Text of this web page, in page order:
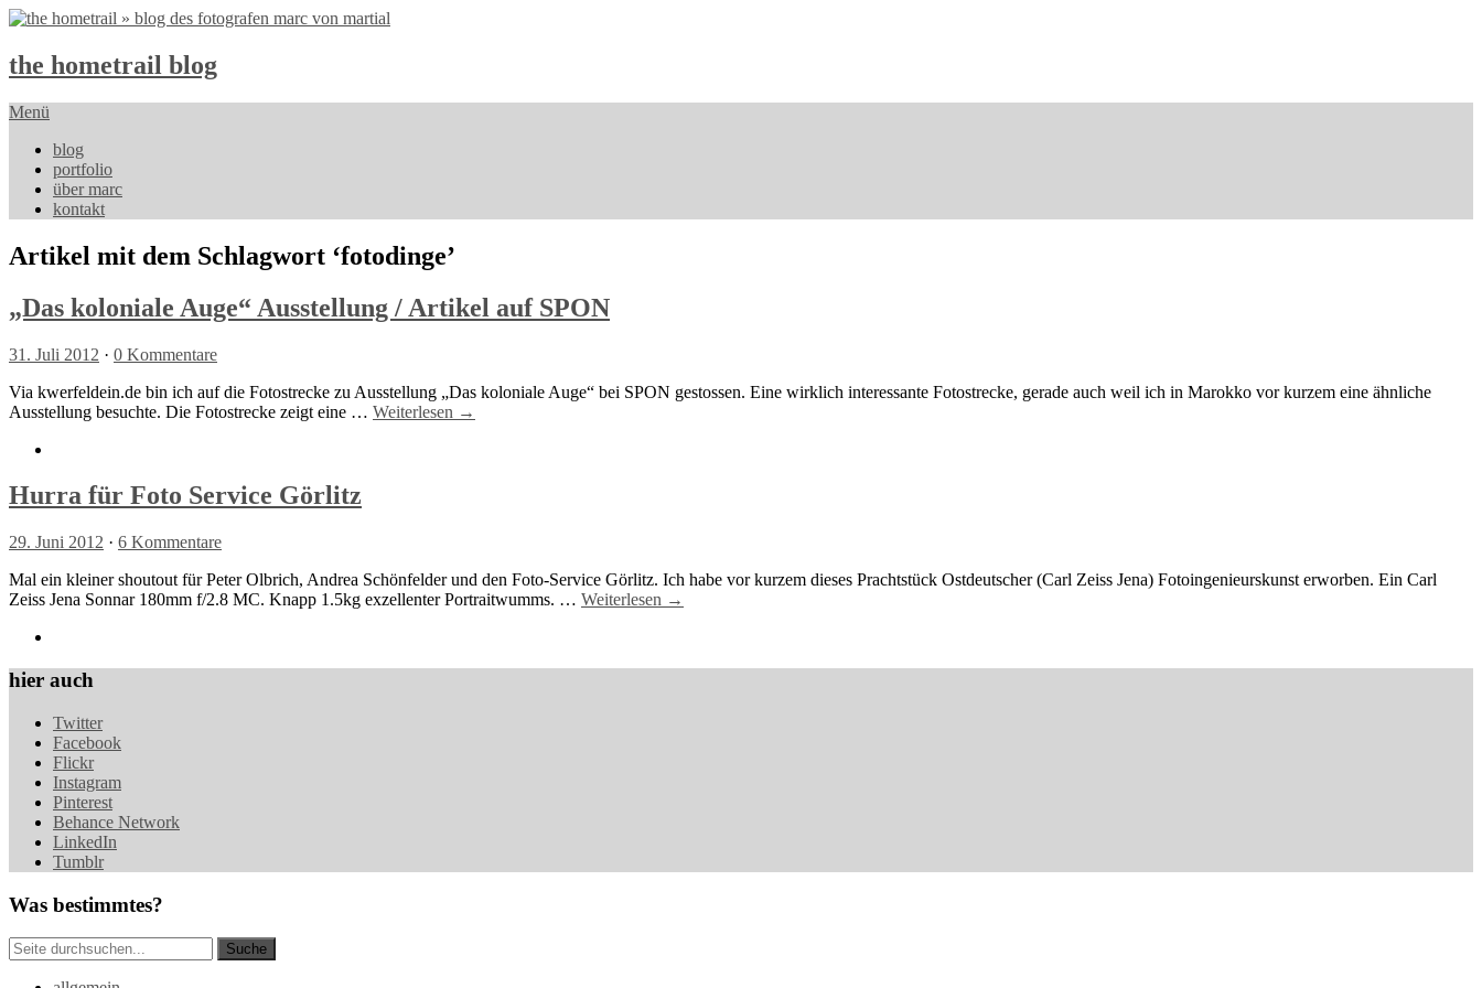
the hometrail blog
Menü
blog
portfolio
über marc
kontakt
Artikel mit dem Schlagwort ‘fotodinge’
„Das koloniale Auge“ Ausstellung / Artikel auf SPON
31. Juli 2012 · 0 Kommentare
Via kwerfeldein.de bin ich auf die Fotostrecke zu Ausstellung „Das koloniale Auge“ bei SPON gestossen. Eine wirklich interessante Fotostrecke, gerade auch weil ich in Marokko vor kurzem eine ähnliche
Ausstellung besuchte. Die Fotostrecke zeigt eine … Weiterlesen →
Hurra für Foto Service Görlitz
29. Juni 2012 · 6 Kommentare
Mal ein kleiner shoutout für Peter Olbrich, Andrea Schönfelder und den Foto-Service Görlitz. Ich habe vor kurzem dieses Prachtstück Ostdeutscher (Carl Zeiss Jena) Fotoingenieurskunst erworben. Ein Carl
Zeiss Jena Sonnar 180mm f/2.8 MC. Knapp 1.5kg exzellenter Portraitwumms. … Weiterlesen →
hier auch
Twitter
Facebook
Flickr
Instagram
Pinterest
Behance Network
LinkedIn
Tumblr
Was bestimmtes?